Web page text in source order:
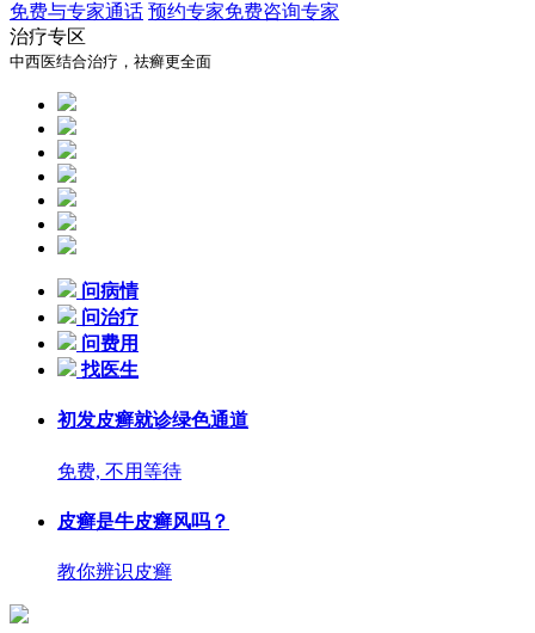
免费与专家通话 预约专家免费咨询专家
治疗专区
中西医结合治疗，祛癣更全面
问病情
问治疗
问费用
找医生
初发皮癣就诊绿色通道
免费, 不用等待
皮癣是牛皮癣风吗？
教你辨识皮癣